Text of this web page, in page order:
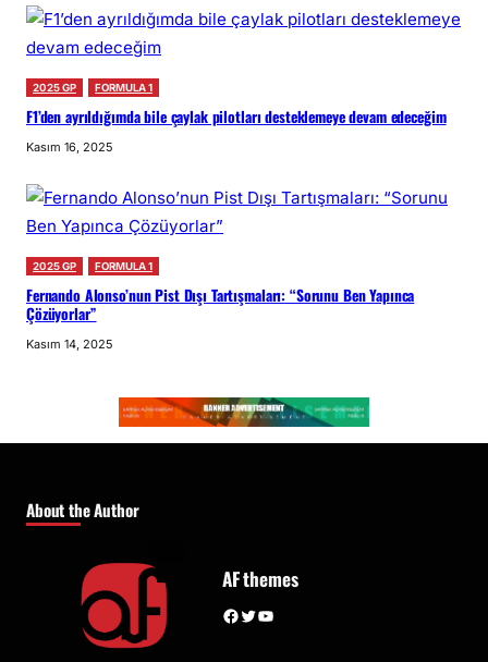
2025 GP FORMULA 1
F1’den ayrıldığımda bile çaylak pilotları desteklemeye devam edeceğim
Kasım 16, 2025
2025 GP FORMULA 1
Fernando Alonso’nun Pist Dışı Tartışmaları: “Sorunu Ben Yapınca
Çözüyorlar”
Kasım 14, 2025
About the Author
AF themes
Facebook Twitter YouTube